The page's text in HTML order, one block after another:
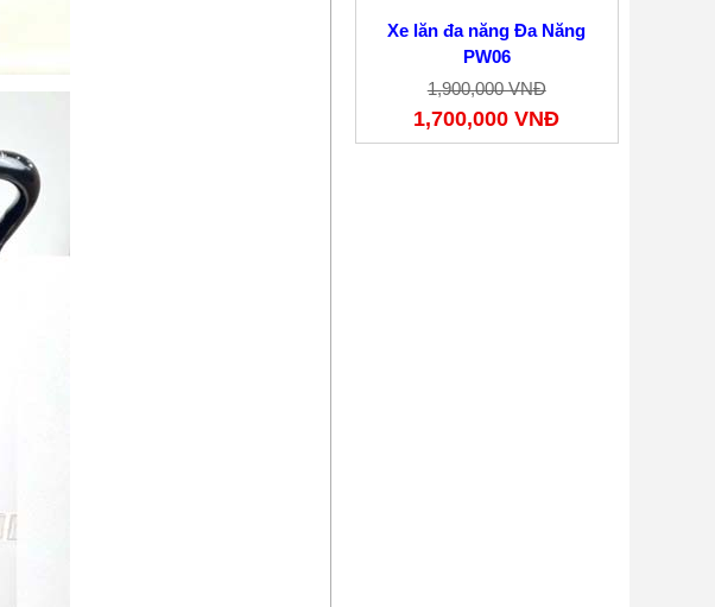
Xe lăn đa năng Đa Năng
PW06
1,900,000 VNĐ
1,700,000 VNĐ